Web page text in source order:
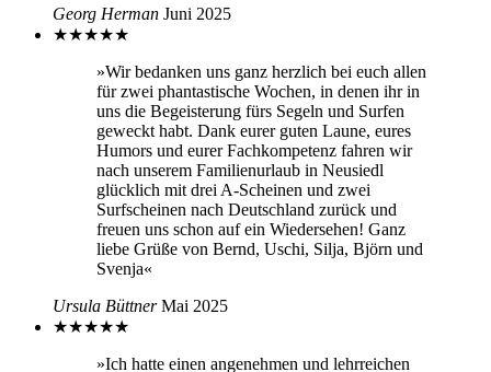
Georg Herman Juni 2025
★★★★★
»Wir bedanken uns ganz herzlich bei euch allen
für zwei phantastische Wochen, in denen ihr in
uns die Begeisterung fürs Segeln und Surfen
geweckt habt. Dank eurer guten Laune, eures
Humors und eurer Fachkompetenz fahren wir
nach unserem Familienurlaub in Neusiedl
glücklich mit drei A-Scheinen und zwei
Surfscheinen nach Deutschland zurück und
freuen uns schon auf ein Wiedersehen! Ganz
liebe Grüße von Bernd, Uschi, Silja, Björn und
Svenja«
Ursula Büttner Mai 2025
★★★★★
»Ich hatte einen angenehmen und lehrreichen